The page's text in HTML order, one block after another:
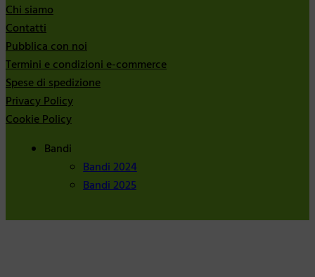
Chi siamo
Contatti
Pubblica con noi
Termini e condizioni e-commerce
Spese di spedizione
Privacy Policy
Cookie Policy
Bandi
Bandi 2024
Bandi 2025